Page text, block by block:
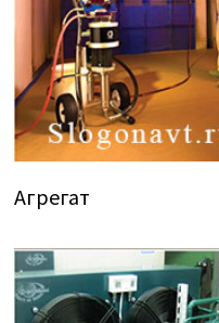
Агрегат